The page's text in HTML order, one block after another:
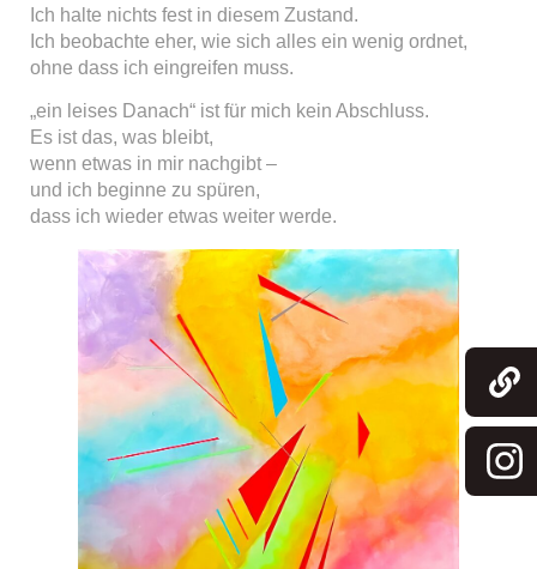
Ich halte nichts fest in diesem Zustand.
Ich beobachte eher, wie sich alles ein wenig ordnet,
ohne dass ich eingreifen muss.
„ein leises Danach“ ist für mich kein Abschluss.
Es ist das, was bleibt,
wenn etwas in mir nachgibt –
und ich beginne zu spüren,
dass ich wieder etwas weiter werde.